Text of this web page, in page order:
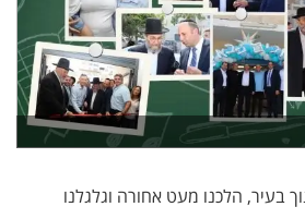
בעיר, הלכנו מעט אחורה וגלגלנו